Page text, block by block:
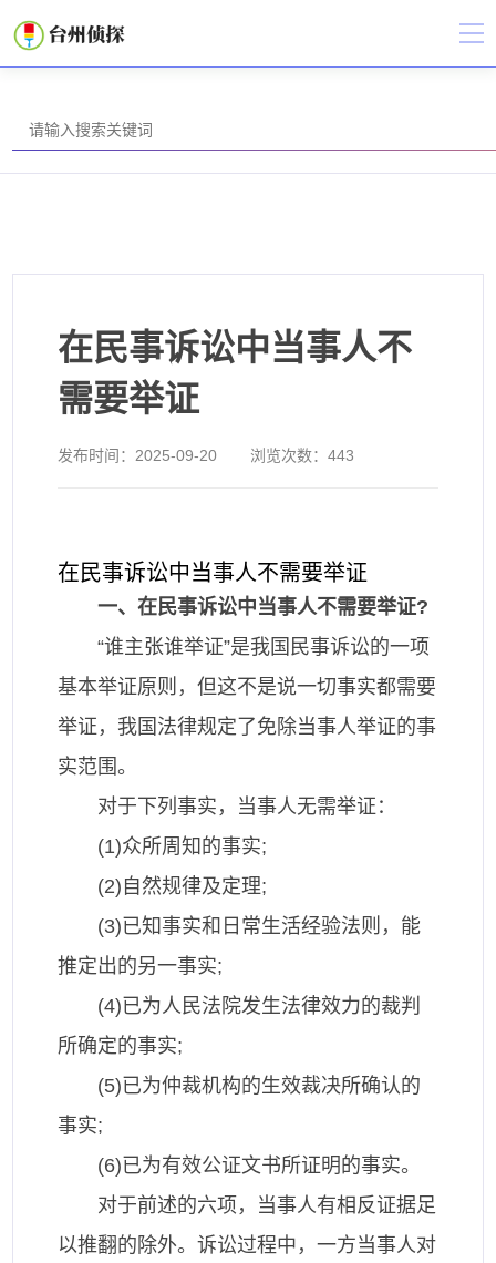
在民事诉讼中当事人不
需要举证
发布时间： 2025-09-20 浏览次数：443
在民事诉讼中当事人不需要举证
一、在民事诉讼中当事人不需要举证?
“谁主张谁举证”是我国民事诉讼的一项
基本举证原则，但这不是说一切事实都需要
举证，我国法律规定了免除当事人举证的事
实范围。
对于下列事实，当事人无需举证：
(1)众所周知的事实;
(2)自然规律及定理;
(3)已知事实和日常生活经验法则，能
推定出的另一事实;
(4)已为人民法院发生法律效力的裁判
所确定的事实;
(5)已为仲裁机构的生效裁决所确认的
事实;
(6)已为有效公证文书所证明的事实。
对于前述的六项，当事人有相反证据足
以推翻的除外。诉讼过程中，一方当事人对